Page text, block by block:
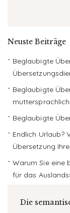
Neuste Beiträge
Beglaubigte
Beglaubigte
Beglaubigte
Endlich Urlaub?
Übersetzung
Warum Sie eine
für das
Die